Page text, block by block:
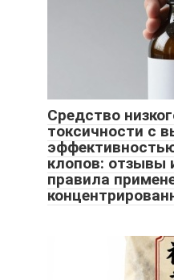
Средство
токсичности с
клопов: отзывы
правила